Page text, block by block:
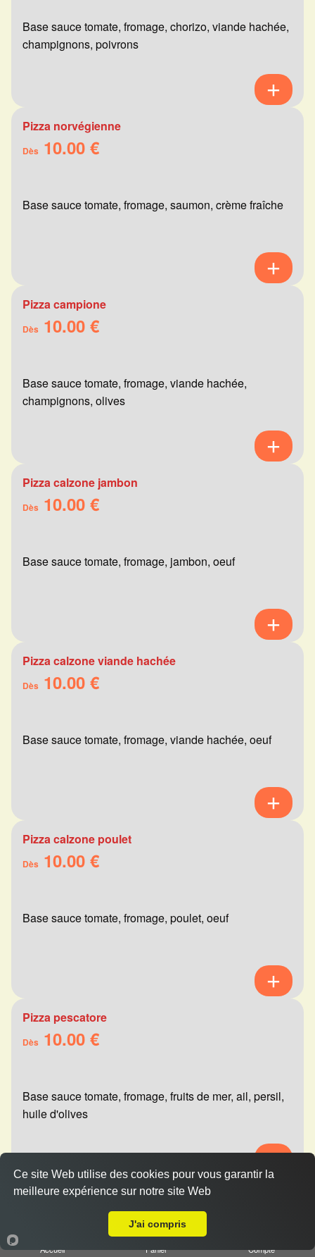
Base sauce tomate, fromage, chorizo, viande hachée,
champignons, poivrons
Pizza norvégienne
Dès 10.00 €
Base sauce tomate, fromage, saumon, crème fraîche
Pizza campione
Dès 10.00 €
Base sauce tomate, fromage, viande hachée,
champignons, olives
Pizza calzone jambon
Dès 10.00 €
Base sauce tomate, fromage, jambon, oeuf
Pizza calzone viande hachée
Dès 10.00 €
Base sauce tomate, fromage, viande hachée, oeuf
Pizza calzone poulet
Dès 10.00 €
Base sauce tomate, fromage, poulet, oeuf
Pizza pescatore
Dès 10.00 €
Base sauce tomate, fromage, fruits de mer, ail, persil,
huile d'olives
Pizza mexicaine
Accueil Panier Compte
Ce site Web utilise des cookies pour vous garantir la
meilleure expérience sur notre site Web
J'ai compris